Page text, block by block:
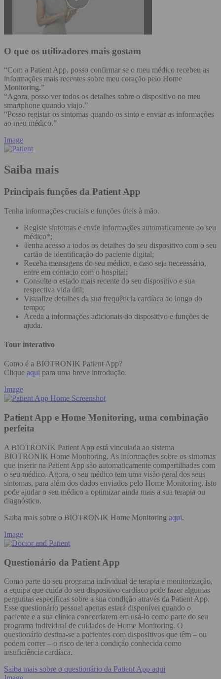
O que os utilizadores mais gostam
“Com a Patient App, posso confirmar se o meu médico recebeu as
informações mais recentes sobre meu coração pelo Home
Monitoring.”
“Agora, posso ver todos os detalhes sobre o dispositivo no meu
smartphone quando viajo.”
“Posso registar os sintomas quando os sinto e enviar as informações
ao meu médico.”
Image
Saiba mais
Principais funções da Patient App
Tenha informações cruciais e funções úteis à mão.
Registe sintomas e envie informações automaticamente ao seu
médico*;
Tenha acesso a todos os detalhes do seu dispositivo com o seu
cartão de identificação do paciente digital;
Receba mensagens do seu médico, e caso seja neceessário,
entre em contacto com o hospital;
Consulte o estado mais recente do seu dispositivo e sua
respectiva vida útil;
Visualize detalhes da sua frequência cardíaca ao longo do
tempo;
Aceda a informações adicionais do dispositivo e funções de
ajuda.
Tour interativo
Como é a BIOTRONIK Patient App?
Clique aqui para uma breve introdução.
Image
Patient App e Home Monitoring, uma combinação
perfeita
A BIOTRONIK Patient App está vinculada ao sistema
BIOTRONIK Home Monitoring. As informações sobre os sintomas
que inserir na Patient App são automaticamente compartilhadas com
o seu médico. Agora, o seu médico tem uma visão geral dos seus
sintomas, para além dos dados enviados pelo Home Monitoring. Isto
pode ajudar o seu médico a optimizar ainda mais a sua terapia ou
diagnóstico.
Saiba mais sobre o BIOTRONIK Home Monitoring aqui.
Image
Questionário da Patient App
Como parte do seu programa individual de terapia e monitorização,
a equipa que cuida do seu dispositivo cardíaco pode fazer algumas
perguntas específicas sobre a sua condição através da Patient App.
Esse questionário pessoal apenas estará disponível quando o
paciente e a sua clínica concordarem em usá-lo como parte do seu
programa individual de cuidados de Home Monitoring. O
questionário destina-se a pacientes com dispositivos que têm – ou
podem correr – o risco de ter a condição conhecida como
insuficiência cardíaca.
Saiba mais sobre o questionário da Patient App aqui